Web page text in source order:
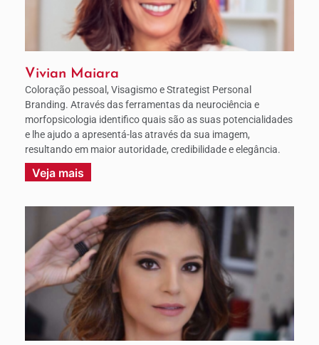
Vivian Maiara
Coloração pessoal, Visagismo e Strategist Personal
Branding. Através das ferramentas da neurociência e
morfopsicologia identifico quais são as suas potencialidades
e lhe ajudo a apresentá-las através da sua imagem,
resultando em maior autoridade, credibilidade e elegância.
Veja mais